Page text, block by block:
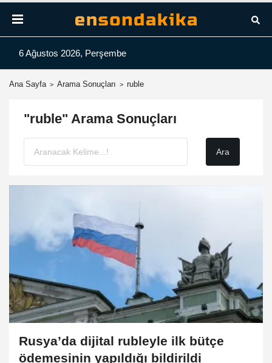
6 Ağustos 2026, Perşembe
Ana Sayfa Arama Sonuçları ruble
"ruble" Arama Sonuçları
Rusya’da dijital rubleyle ilk bütçe
ödemesinin yapıldığı bildirildi